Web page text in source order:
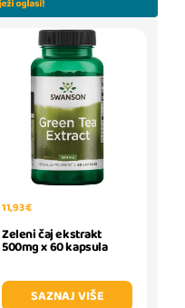
11,93 €
Zeleni čaj ekstrakt
500mg x 60 kapsula
SAZNAJ VIŠE